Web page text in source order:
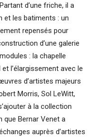
d’une friche, il a
et les batiments : un
repensés pour
d’une galerie
: la chapelle
l’élargissement avec le
d’artistes majeurs
Morris, Sol LeWitt,
à la collection
que Bernar Venet a
auprès d’artistes